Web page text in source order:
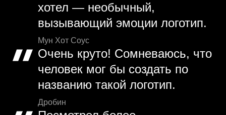
хотел — необычный,
вызывающий эмоции логотип.
Мун Хот Соус
Очень круто! Сомневаюсь, что
человек мог бы создать по
названию такой логотип.
Дробин